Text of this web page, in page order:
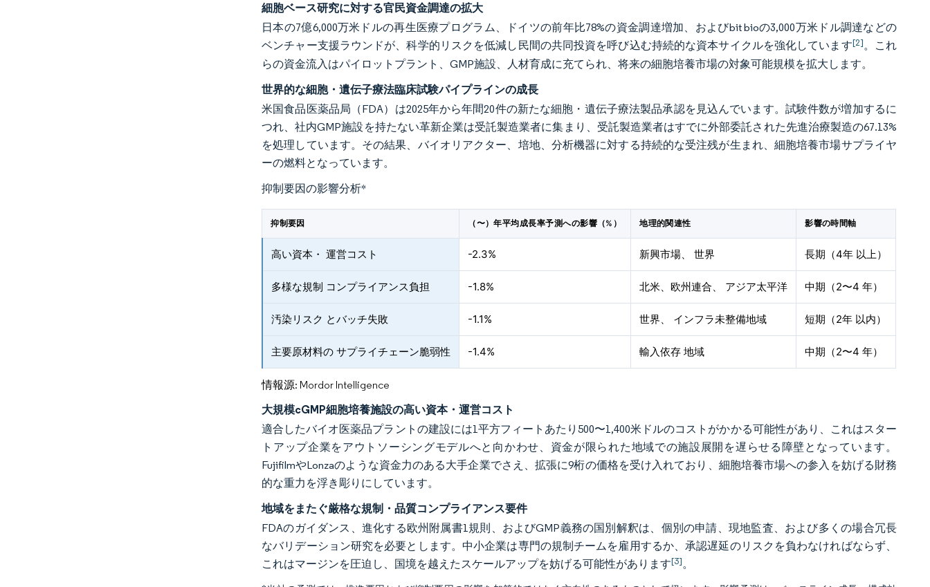
細胞ベース研究に対する官民資金調達の拡大
日本の7億6,000万米ドルの再生医療プログラム、ドイツの前年比78%の資金調達増加、およびbit bioの3,000万米ドル調達などの
ベンチャー支援ラウンドが、科学的リスクを低減し民間の共同投資を呼び込む持続的な資本サイクルを強化しています[2]。これ
らの資金流入はパイロットプラント、GMP施設、人材育成に充てられ、将来の細胞培養市場の対象可能規模を拡大します。
世界的な細胞・遺伝子療法臨床試験パイプラインの成長
米国食品医薬品局（FDA）は2025年から年間20件の新たな細胞・遺伝子療法製品承認を見込んでいます。試験件数が増加するに
つれ、社内GMP施設を持たない革新企業は受託製造業者に集まり、受託製造業者はすでに外部委託された先進治療製造の67.13%
を処理しています。その結果、バイオリアクター、培地、分析機器に対する持続的な受注残が生まれ、細胞培養市場サプライヤ
ーの燃料となっています。
抑制要因の影響分析*
抑制要因 （〜）年平均成長率予測への影響（%） 地理的関連性 影響の時間軸
高い資本・ 運営コスト -2.3% 新興市場、 世界 長期（4年 以上）
多様な規制 コンプライアンス負担 -1.8% 北米、欧州連合、 アジア太平洋 中期（2〜4 年）
汚染リスク とバッチ失敗 -1.1% 世界、 インフラ未整備地域 短期（2年 以内）
主要原材料の サプライチェーン脆弱性 -1.4% 輸入依存 地域 中期（2〜4 年）
情報源: Mordor Intelligence
大規模cGMP細胞培養施設の高い資本・運営コスト
適合したバイオ医薬品プラントの建設には1平方フィートあたり500〜1,400米ドルのコストがかかる可能性があり、これはスター
トアップ企業をアウトソーシングモデルへと向かわせ、資金が限られた地域での施設展開を遅らせる障壁となっています。
FujifilmやLonzaのような資金力のある大手企業でさえ、拡張に9桁の価格を受け入れており、細胞培養市場への参入を妨げる財務
的な重力を浮き彫りにしています。
地域をまたぐ厳格な規制・品質コンプライアンス要件
FDAのガイダンス、進化する欧州附属書1規則、およびGMP義務の国別解釈は、個別の申請、現地監査、および多くの場合冗長
なバリデーション研究を必要とします。中小企業は専門の規制チームを雇用するか、承認遅延のリスクを負わなければならず、
これはマージンを圧迫し、国境を越えたスケールアップを妨げる可能性があります[3]。